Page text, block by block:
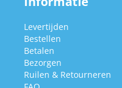
Levertijden
Bestellen
Betalen
Bezorgen
Ruilen & Retourneren